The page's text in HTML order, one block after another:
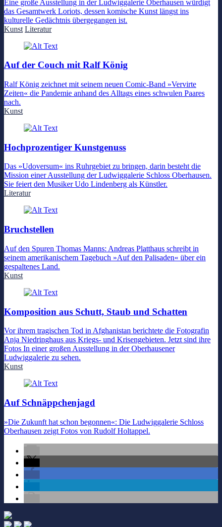
Eine große Ausstellung in der Ludwiggalerie Oberhausen würdigt
das Gesamtwerk Loriots, dessen komische Kunst längst ins
kulturelle Gedächtnis übergegangen ist.
Kunst Literatur
Auf der Couch mit Ralf König
Ralf König zeichnet mit seinem neuen Comic-Band »Vervirte
Zeiten« die Pandemie anhand des Alltags eines schwulen Paares
nach.
Kunst
Hochprozentiger Kunstgenuss
Das »Udoversum« ins Ruhrgebiet zu bringen, darin besteht die
Mission einer Ausstellung der Ludwiggalerie Schloss Oberhausen.
Sie feiert den Musiker Udo Lindenberg als Künstler.
Literatur
Bruchstellen
Auf den Spuren Thomas Manns: Andreas Platthaus schreibt in
seinem amerikanischem Tagebuch »Auf den Palisaden« über ein
gespaltenes Land.
Kunst
Komposition aus Schutt, Staub und Schatten
Vor ihrem tragischen Tod in Afghanistan berichtete die Fotografin
Anja Niedringhaus aus Kriegs- und Krisengebieten. Jetzt sind ihre
Fotos In einer großen Ausstellung in der Oberhausener
Ludwiggalerie zu sehen.
Kunst
Auf Schnäppchenjagd
»Die Zukunft hat schon begonnen«: Die Ludwiggalerie Schloss
Oberhausen zeigt Fotos von Rudolf Holtappel.